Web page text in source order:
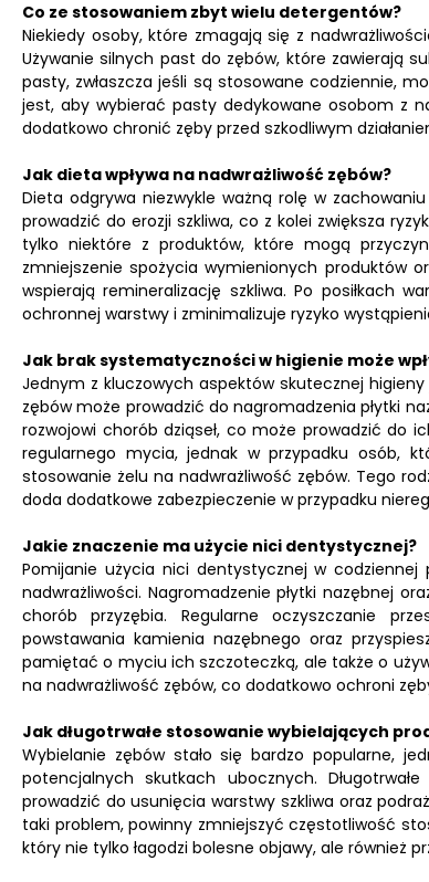
Co ze stosowaniem zbyt wielu detergentów?
Niekiedy osoby, które zmagają się z
Używanie silnych past do zębów, które zawierają
pasty, zwłaszcza jeśli są stosowane codziennie,
jest, aby wybierać pasty dedykowane osobom z
dodatkowo chronić zęby przed szkodliwym
Jak dieta wpływa na nadwrażliwość zębów?
Dieta odgrywa niezwykle ważną rolę w
prowadzić do erozji szkliwa, co z kolei zwiększa
tylko niektóre z produktów, które mogą
zmniejszenie spożycia wymienionych produktów
wspierają remineralizację szkliwa. Po posiłkach
ochronnej warstwy i zminimalizuje ryzyko
Jak brak systematyczności w higienie może
Jednym z kluczowych aspektów skutecznej
zębów może prowadzić do nagromadzenia płytki
rozwojowi chorób dziąseł, co może prowadzić do
regularnego mycia, jednak w przypadku osób,
stosowanie żelu na nadwrażliwość zębów. Tego
doda dodatkowe zabezpieczenie w przypadku
Jakie znaczenie ma użycie nici dentystycznej?
Pomijanie użycia nici dentystycznej w
nadwrażliwości. Nagromadzenie płytki nazębnej
chorób przyzębia. Regularne oczyszczanie
powstawania kamienia nazębnego oraz
pamiętać o myciu ich szczoteczką, ale także o
na nadwrażliwość zębów, co dodatkowo ochroni
Jak długotrwałe stosowanie wybielających
Wybielanie zębów stało się bardzo popularne,
potencjalnych skutkach ubocznych.
prowadzić do usunięcia warstwy szkliwa oraz
taki problem, powinny zmniejszyć częstotliwość
który nie tylko łagodzi bolesne objawy, ale również